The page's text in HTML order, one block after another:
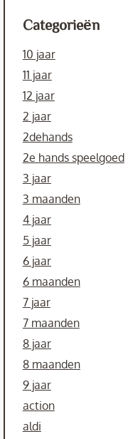
Categorieën
10 jaar
11 jaar
12 jaar
2 jaar
2dehands
2e hands speelgoed
3 jaar
3 maanden
4 jaar
5 jaar
6 jaar
6 maanden
7 jaar
7 maanden
8 jaar
8 maanden
9 jaar
action
aldi